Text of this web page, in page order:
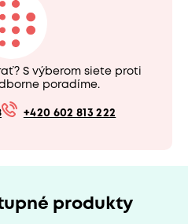
S výberom siete proti
poradíme.
+420 602 813 222
produkty